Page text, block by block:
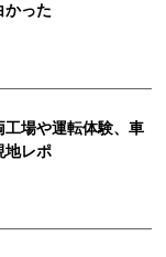
かった
場や運転体験、車
地レポ